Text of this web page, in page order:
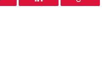
LinkedIn
Copy